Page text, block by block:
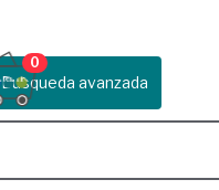
Busqueda avanzada
0